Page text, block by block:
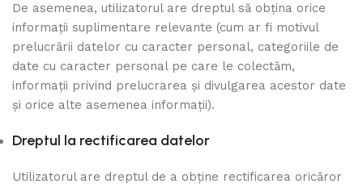
De asemenea, utilizatorul are dreptul să obțina orice
informații suplimentare relevante (cum ar fi motivul
prelucrării datelor cu caracter personal, categoriile de
date cu caracter personal pe care le colectăm,
informații privind prelucrarea și divulgarea acestor date
și orice alte asemenea informații).
Dreptul la rectificarea datelor
Utilizatorul are dreptul de a obține rectificarea oricăror